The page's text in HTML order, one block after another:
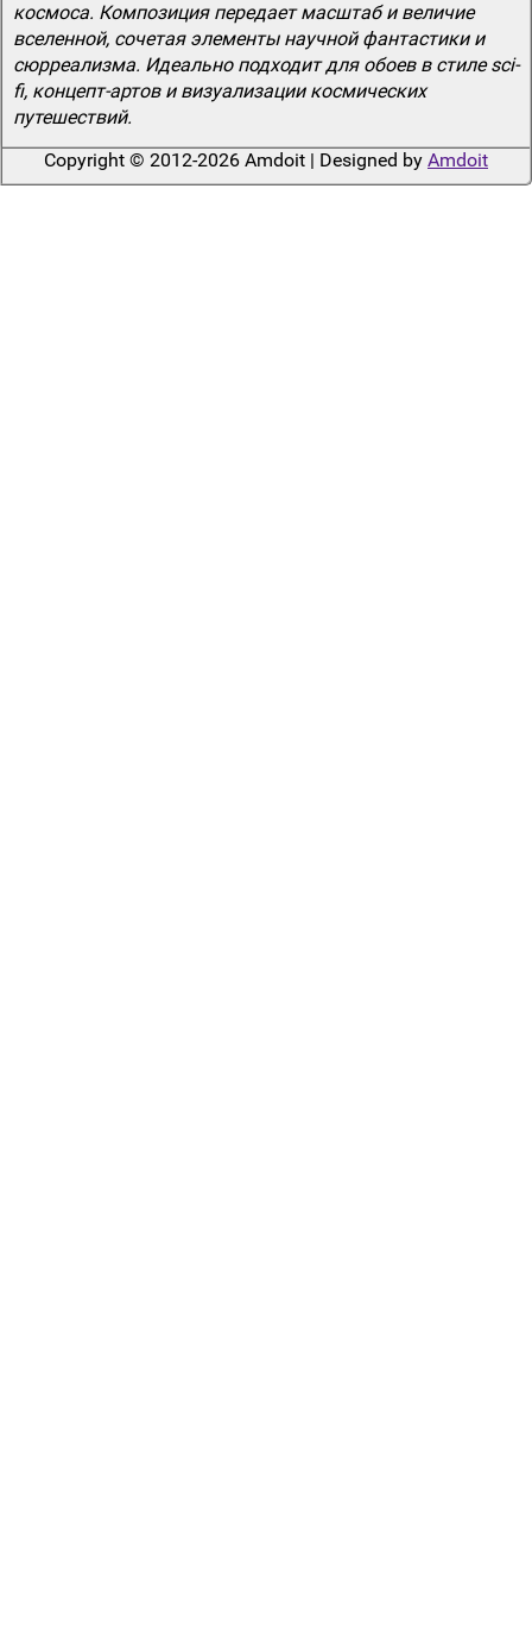
космоса. Композиция передает масштаб и величие
вселенной, сочетая элементы научной фантастики и
сюрреализма. Идеально подходит для обоев в стиле sci-
fi, концепт-артов и визуализации космических
путешествий.
Copyright © 2012-2026 Amdoit | Designed by Amdoit